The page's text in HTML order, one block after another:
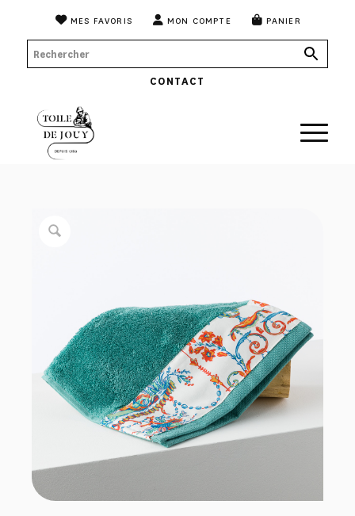
MES FAVORIS MON COMPTE PANIER
CONTACT